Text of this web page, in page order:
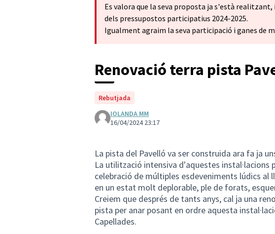
Es valora que la seva proposta ja s'està
dels pressupostos participatius 2024-2025.
Igualment agraim la seva participació i ganes de
Renovació terra pista
Rebutjada
IOLANDA MM
16/04/2024 23:17
La pista del Pavelló va ser construida ara fa ja
La utilització intensiva d'aquestes instal·lacions
celebració de múltiples esdeveniments lúdics al
en un estat molt deplorable, ple de forats,
Creiem que després de tants anys, cal ja una
pista per anar posant en ordre aquesta
Capellades.